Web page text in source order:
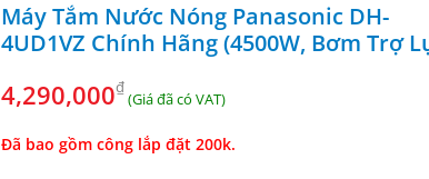
Máy Tắm Nước Nóng Panasonic DH-
4UD1VZ Chính Hãng (4500W, Bơm Trợ
4,290,000₫
Đã bao gồm công lắp đặt 200k.